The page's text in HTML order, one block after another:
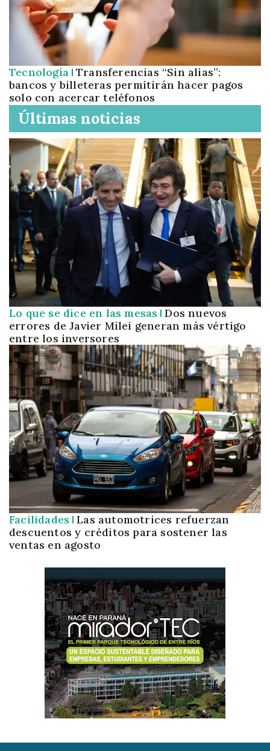
Tecnología Transferencias “Sin alias”:
bancos y billeteras permitirán hacer pagos
solo con acercar teléfonos
Últimas noticias
Lo que se dice en las mesas Dos nuevos
errores de Javier Milei generan más vértigo
entre los inversores
Facilidades Las automotrices refuerzan
descuentos y créditos para sostener las
ventas en agosto